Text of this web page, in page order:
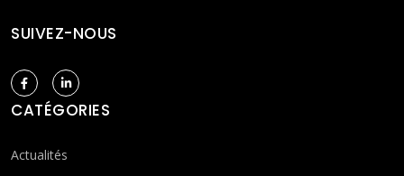
SUIVEZ-NOUS
CATÉGORIES
Actualités